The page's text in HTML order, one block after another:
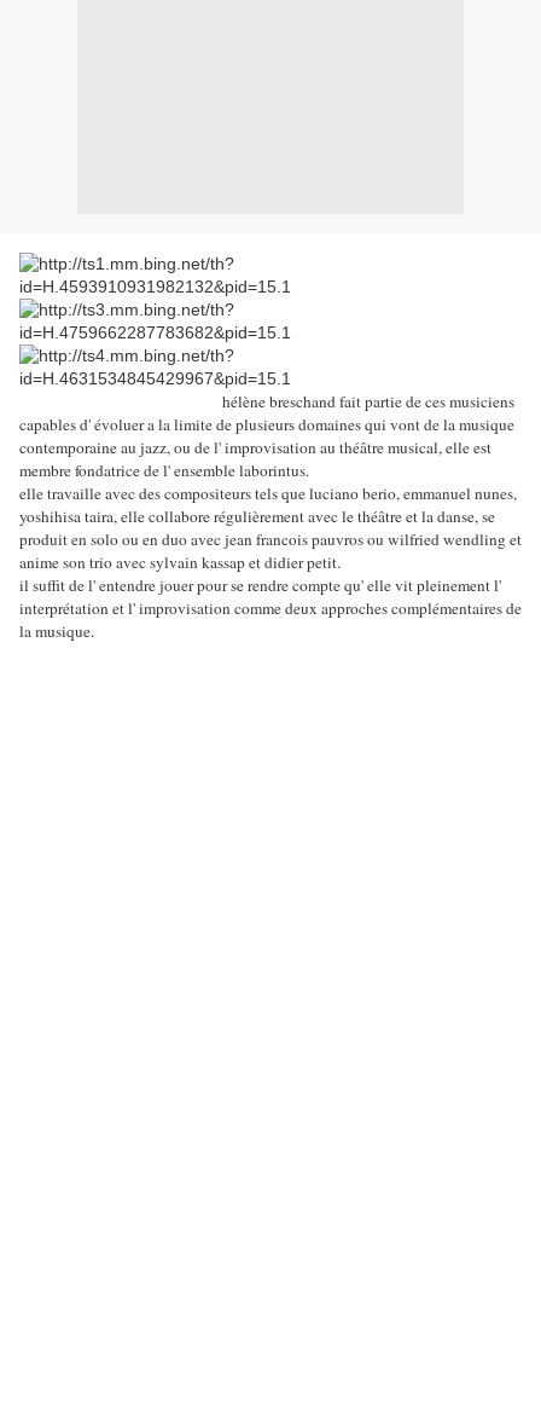
hélène breschand fait partie de ces musiciens
capables d' évoluer a la limite de plusieurs domaines qui vont de la musique
contemporaine au jazz, ou de l' improvisation au théâtre musical, elle est
membre fondatrice de l' ensemble laborintus.
elle travaille avec des compositeurs tels que luciano berio, emmanuel nunes,
yoshihisa taira, elle collabore régulièrement avec le théâtre et la danse, se
produit en solo ou en duo avec jean francois pauvros ou wilfried wendling et
anime son trio avec sylvain kassap et didier petit.
il suffit de l' entendre jouer pour se rendre compte qu' elle vit pleinement l'
interprétation et l' improvisation comme deux approches complémentaires de
la musique.